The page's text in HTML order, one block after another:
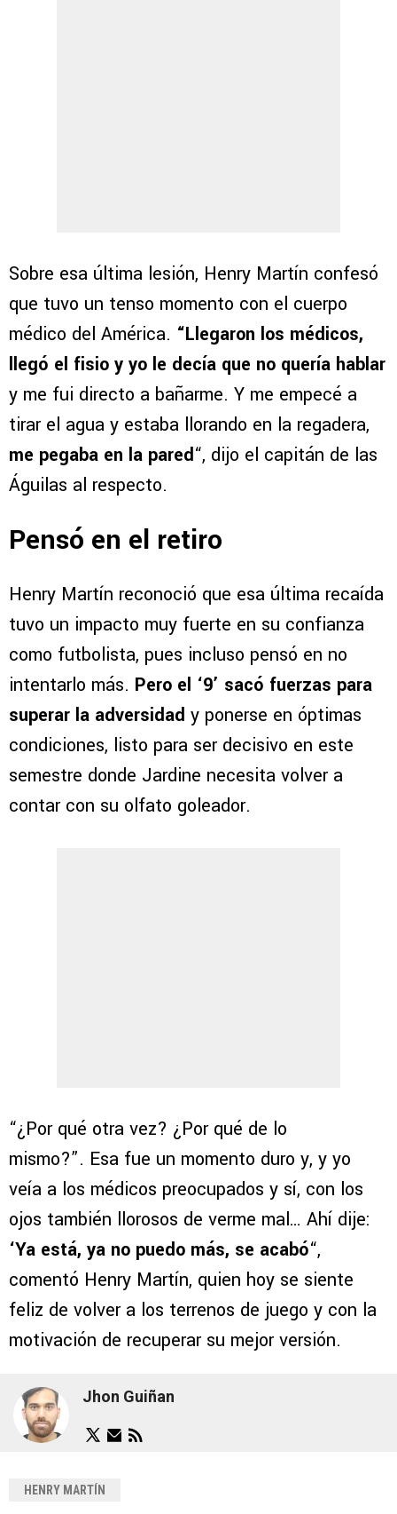
Sobre esa última lesión, Henry Martín confesó
que tuvo un tenso momento con el cuerpo
médico del América. “Llegaron los médicos,
llegó el fisio y yo le decía que no quería hablar
y me fui directo a bañarme. Y me empecé a
tirar el agua y estaba llorando en la regadera,
me pegaba en la pared“, dijo el capitán de las
Águilas al respecto.
Pensó en el retiro
Henry Martín reconoció que esa última recaída
tuvo un impacto muy fuerte en su confianza
como futbolista, pues incluso pensó en no
intentarlo más. Pero el ‘9’ sacó fuerzas para
superar la adversidad y ponerse en óptimas
condiciones, listo para ser decisivo en este
semestre donde Jardine necesita volver a
contar con su olfato goleador.
“¿Por qué otra vez? ¿Por qué de lo
mismo?”. Esa fue un momento duro y, y yo
veía a los médicos preocupados y sí, con los
ojos también llorosos de verme mal… Ahí dije:
‘Ya está, ya no puedo más, se acabó“,
comentó Henry Martín, quien hoy se siente
feliz de volver a los terrenos de juego y con la
motivación de recuperar su mejor versión.
Jhon Guiñan
HENRY MARTÍN